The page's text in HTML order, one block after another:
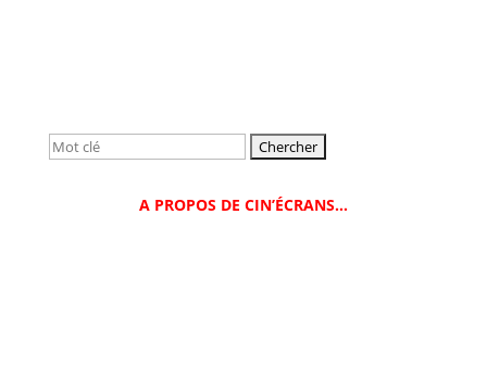
Rechercher:
A PROPOS DE CIN’ÉCRANS…